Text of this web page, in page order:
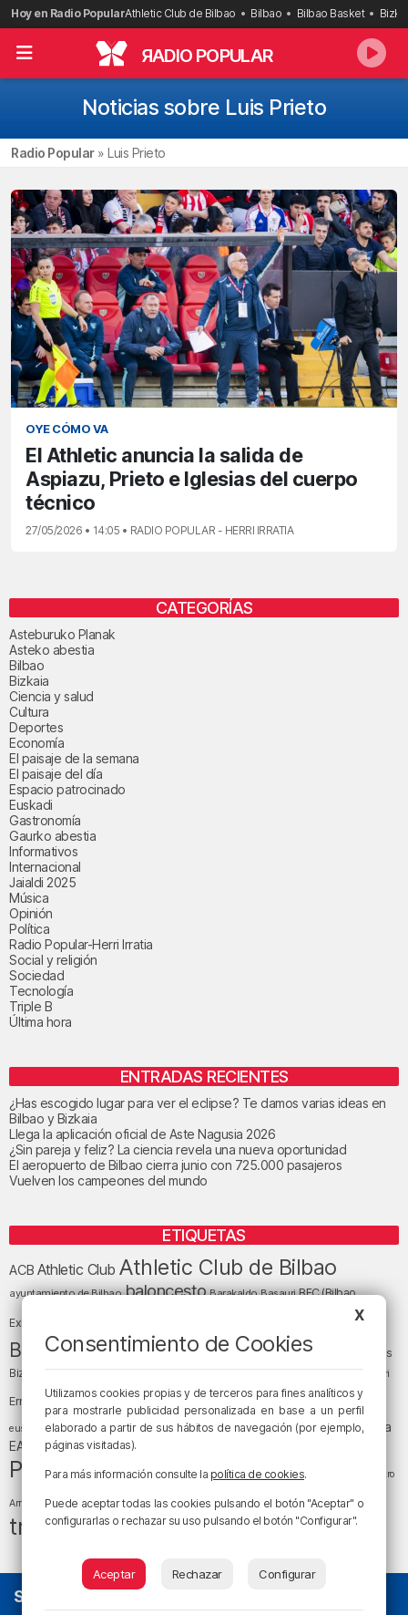
Saltar
al
contenido
Hoy en Radio PopularAthletic Club de Bilbao Bilbao Bilbao Basket
RADIO POPULAR
Noticias sobre Luis Prieto
Radio Popular» Luis Prieto
OYE CÓMO VA
El Athletic anuncia la salida de
Aspiazu, Prieto e Iglesias del cuerpo
técnico
27/05/2026 • 14:05 • RADIO POPULAR - HERRI IRRATIA
CATEGORÍAS
Asteburuko Planak
Asteko abestia
Bilbao
Bizkaia
Ciencia y salud
Cultura
Deportes
Economía
El paisaje de la semana
El paisaje del día
Espacio patrocinado
Euskadi
Gastronomía
Gaurko abestia
Informativos
Internacional
Jaialdi 2025
Música
Opinión
Política
Radio Popular-Herri Irratia
Social y religión
Sociedad
Tecnología
Triple B
Última hora
ENTRADAS RECIENTES
¿Has escogido lugar para ver el eclipse? Te damos varias ideas en
Bilbao y Bizkaia
Llega la aplicación oficial de Aste Nagusia 2026
¿Sin pareja y feliz? La ciencia revela una nueva oportunidad
El aeropuerto de Bilbao cierra junio con 725.000 pasajeros
Vuelven los campeones del mundo
ETIQUETAS
ACB Athletic Club Athletic Club de Bilbao
ayuntamiento de Bilbao baloncesto Barakaldo Basauri BEC (Bilbao
Exhibition Center) Bizkaia
Bizkaia y sus comarcas Copa del Rey cultura
Cáritas
Bizkaia
Deusto Diócesis de Bilbao Egunon Bizkaia el tiempo Enkarterri
Ernesto Valverde Ertzaintza Euskadi (País Vasco)
euskera fiestas fútbol Gobierno vasco juanma jubera LaLiga LaLiga
EA Sports Liga Endesa
Política religión San Mamés sociedadsucesos Teatro
Arriaga tiempotiempo atmosféricotráfico
tráfico en Bizkaia
SOBRE NOSOTROS
X
Consentimiento de Cookies
Utilizamos cookies propias y de terceros para fines analíticos y
para mostrarle publicidad personalizada en base a un perfil
elaborado a partir de sus hábitos de navegación (por ejemplo,
páginas visitadas).
Para más información consulte la política de cookies.
Puede aceptar todas las cookies pulsando el botón "Aceptar" o
configurarlas o rechazar su uso pulsando el botón "Configurar".
Aceptar Rechazar Configurar